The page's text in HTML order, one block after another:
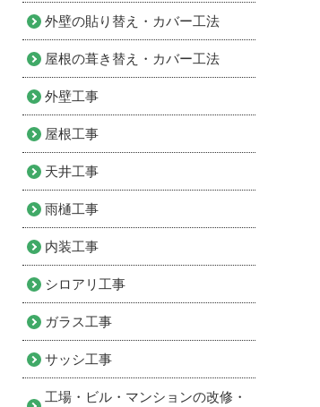
外壁の貼り替え・カバー工法
屋根の葺き替え・カバー工法
外壁工事
屋根工事
天井工事
雨樋工事
内装工事
シロアリ工事
ガラス工事
サッシ工事
工場・ビル・マンションの改修・